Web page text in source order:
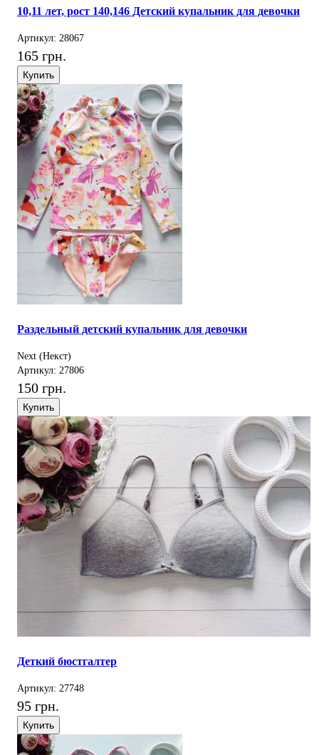
10,11 лет, рост 140,146 Детский купальник для девочки
Артикул: 28067
165 грн.
Купить
Раздельный детский купальник для девочки
Next (Некст)
Артикул: 27806
150 грн.
Купить
Деткий бюстгалтер
Артикул: 27748
95 грн.
Купить